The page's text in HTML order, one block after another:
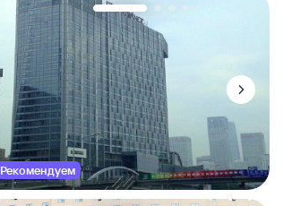
Рекомендуем